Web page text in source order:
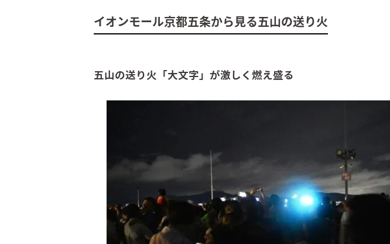
イオンモール京都五条から見る五山の送り火
五山の送り火「大文字」が激しく燃え盛る